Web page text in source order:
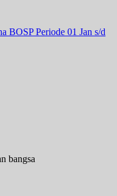
BOSP Periode 01 Jan s/d
bangsa